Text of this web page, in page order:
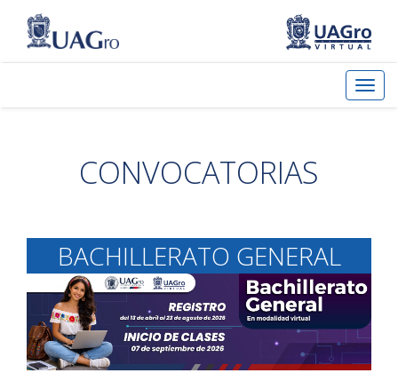
CONVOCATORIAS
BACHILLERATO GENERAL